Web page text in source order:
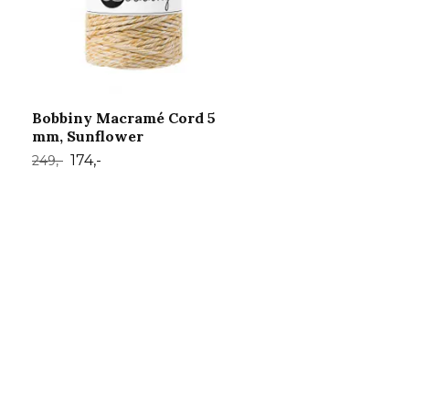
Bobbiny Macramé Cord 5
mm, Sunflower
249,- 174,-